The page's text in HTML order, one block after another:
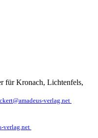
für Kronach, Lichtenfels,
verlag.net
verlag.net